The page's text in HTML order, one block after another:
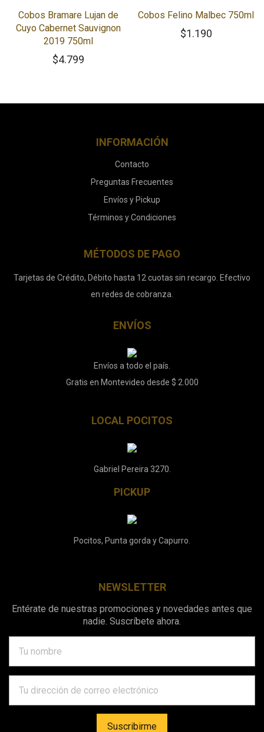
Cobos Bramare Lujan de
Cuyo Cabernet Sauvignon
2019 750ml
$4.799
Cobos Felino Malbec 750ml
$1.190
INFORMACIÓN
Contacto
Preguntas Frecuentes
Envíos y Pickup
Términos y Condiciones
MÉTODOS DE PAGO
Tarjetas de Crédito, Débito hasta 12 cuotas sin recargo. Efectivo
en redes de cobranza.
ENVÍOS
Envíos a todo el país.
Gratis en Montevideo desde $ 2.000
LOCAL POCITOS
Gabriel Pereira 3270.
PICKUP
Pocitos, Punta gorda y Capurro.
NEWSLETTER
Entérate de nuestras promociones y novedades antes que
nadie. Suscríbete ahora.